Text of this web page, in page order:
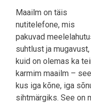
Maailm on täis
nutitelefone, mis
pakuvad
suhtlust ja mugavust,
kuid on olemas ka
karmim maailm –
kus iga kõne, iga
sihtmärgiks. See on